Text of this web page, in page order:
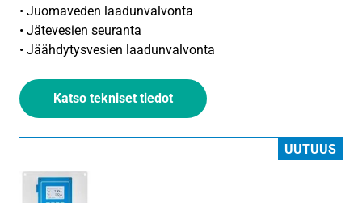
• Juomaveden laadunvalvonta
• Jätevesien seuranta
• Jäähdytysvesien laadunvalvonta
Katso tekniset tiedot
UUTUUS